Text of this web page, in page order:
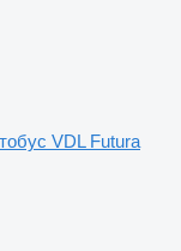
VDL Futura